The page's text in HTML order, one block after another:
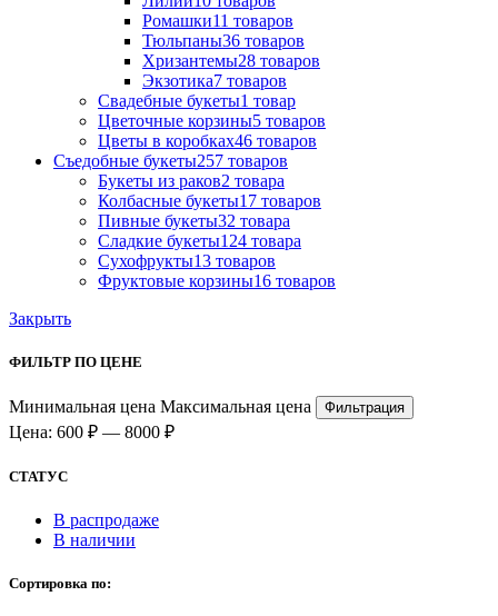
Ромашки11 товаров
Тюльпаны36 товаров
Хризантемы28 товаров
Экзотика7 товаров
Свадебные букеты1 товар
Цветочные корзины5 товаров
Цветы в коробках46 товаров
Съедобные букеты257 товаров
Букеты из раков2 товара
Колбасные букеты17 товаров
Пивные букеты32 товара
Сладкие букеты124 товара
Сухофрукты13 товаров
Фруктовые корзины16 товаров
Закрыть
ФИЛЬТР ПО ЦЕНЕ
Минимальная цена Максимальная цена Фильтрация
Цена: 600 ₽ — 8000 ₽
СТАТУС
В распродаже
В наличии
Сортировка по: